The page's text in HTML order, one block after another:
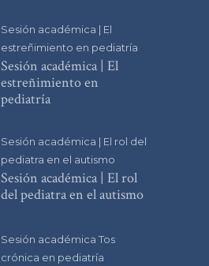
Sesión académica | El
estreñimiento en pediatría
Sesión académica | El
estreñimiento en
pediatría
Sesión académica | El rol del
pediatra en el autismo
Sesión académica | El rol
del pediatra en el autismo
Sesión académica Tos
crónica en pediatría